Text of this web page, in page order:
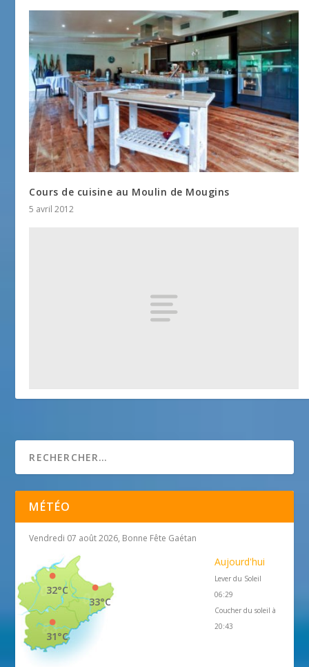
Cours de cuisine au Moulin de Mougins
5 avril 2012
MÉTÉO
Vendredi 07 août 2026, Bonne Fête Gaétan
33°C
32°C
31°C
Aujourd'hui
Lever du Soleil
06:29
Coucher du soleil à
20:43